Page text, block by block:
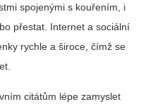
spojenými s kouřením, i
přestat. Internet a sociální
rychle a široce, čímž se
citátům lépe zamyslet